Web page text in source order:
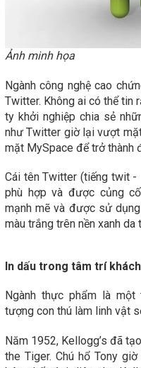
Ảnh minh họa
Ngành công nghệ cao
Twitter. Không ai có thể tin
ty khởi nghiệp chia sẻ
như Twitter giờ lại vượt
mặt MySpace để trở thành
Cái tên Twitter (tiếng twit
phù hợp và được củng
mạnh mẽ và được sử
màu trắng trên nền xanh
In dấu trong tâm trí
Ngành thực phẩm là
tượng con thú làm linh vật
Năm 1952, Kellogg’s đã
the Tiger. Chú hổ Tony